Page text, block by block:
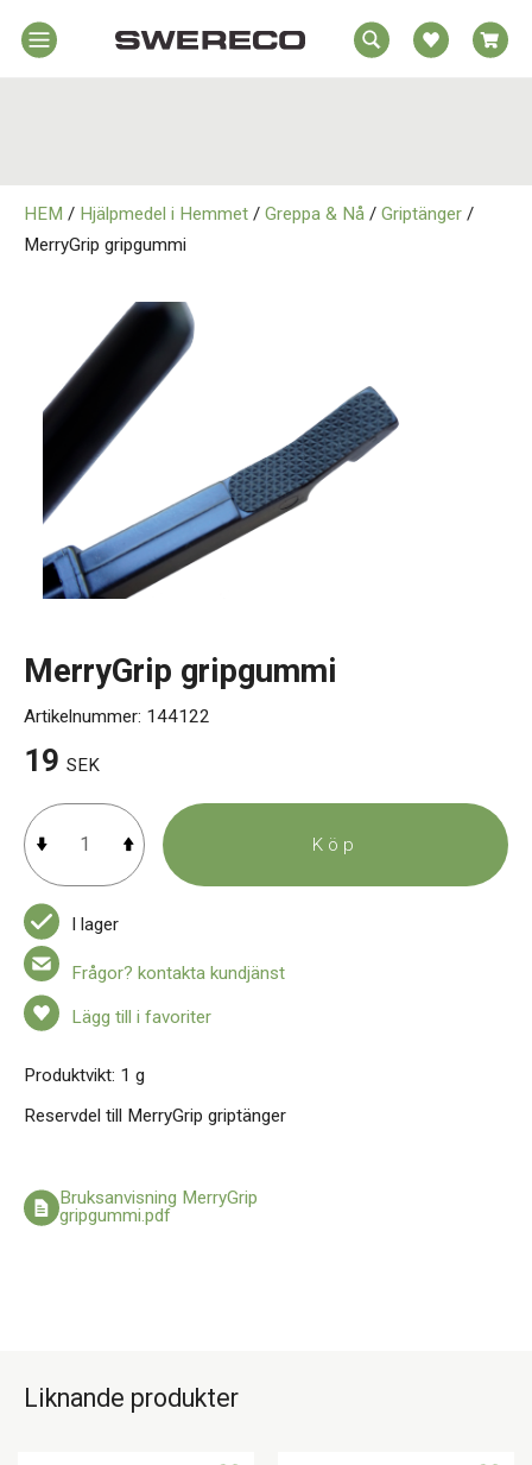
Rörelsehjälpmedel
Sjukvård
Ortopedi
Om Swereco
Kontakt
HEM / Hjälpmedel i Hemmet / Greppa & Nå / Griptänger /
MerryGrip gripgummi
MerryGrip gripgummi
Artikelnummer: 144122
19 SEK
Köp
I lager
Frågor? kontakta kundjänst
Lägg till i favoriter
Produktvikt: 1 g
Reservdel till MerryGrip griptänger
Bruksanvisning MerryGrip
gripgummi.pdf
Liknande produkter